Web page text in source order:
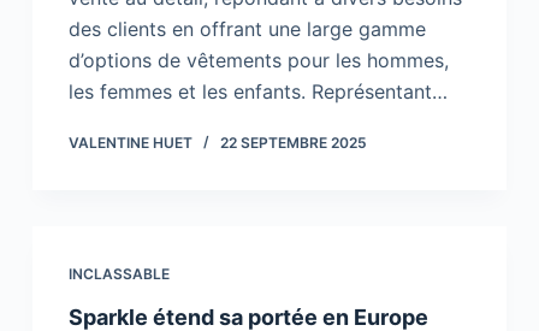
des clients en offrant une large gamme
d’options de vêtements pour les hommes,
les femmes et les enfants. Représentant…
VALENTINE HUET 22 SEPTEMBRE 2025
INCLASSABLE
Sparkle étend sa portée en Europe